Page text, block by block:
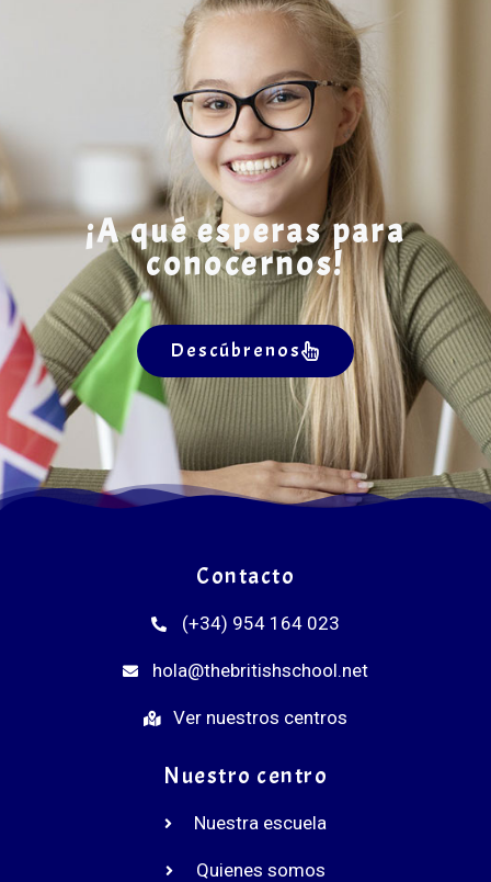
¡A qué esperas para
conocernos!
Descúbrenos
Nuestro centro
Nuestra escuela
Quienes somos
Contacto
(+34) 954 164 023
hola@thebritishschool.net
Ver nuestros centros